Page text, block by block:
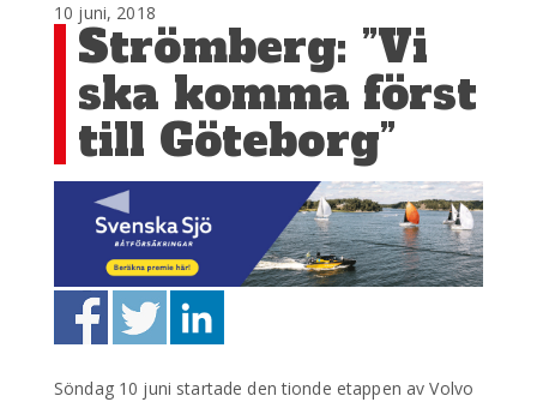
10 juni, 2018
Strömberg: ”Vi
ska komma först
till Göteborg”
Söndag 10 juni startade den tionde etappen av Volvo